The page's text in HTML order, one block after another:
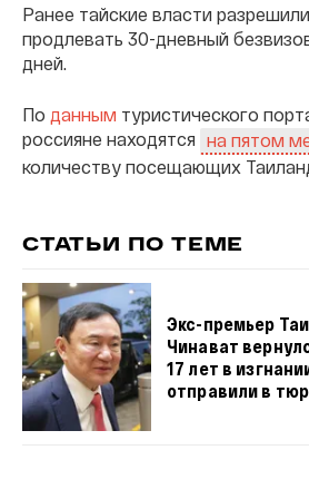
Ранее тайские власти
продлевать 30-дневный
дней.
По данным туристического
россияне находятся на пятом
количеству посещающих
СТАТЬИ ПО ТЕМЕ
Экс-премьер
Чинават
17 лет в
отправили в